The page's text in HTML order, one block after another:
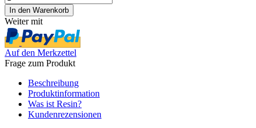
Weiter mit
Auf den Merkzettel
Frage zum Produkt
Beschreibung
Produktinformation
Was ist Resin?
Kundenrezensionen